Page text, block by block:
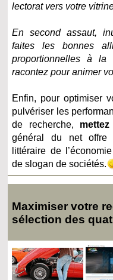
lectorat vers votre
En second assaut,
faites les bonnes
proportionnelles à
racontez pour animer
Enfin, pour optimiser
pulvériser les
de recherche,
général du net offre
littéraire de
de slogan de sociétés.
Maximiser votre
sélection des